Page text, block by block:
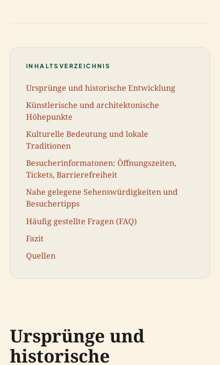
INHALTSVERZEICHNIS
Ursprünge und historische Entwicklung
Künstlerische und architektonische
Höhepunkte
Kulturelle Bedeutung und lokale
Traditionen
Besucherinformatonen: Öffnungszeiten,
Tickets, Barrierefreiheit
Nahe gelegene Sehenswürdigkeiten und
Besuchertipps
Häufig gestellte Fragen (FAQ)
Fazit
Quellen
Ursprünge und
historische